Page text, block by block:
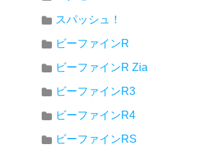
スパッシュ！
ビーファインR
ビーファインR Zia
ビーファインR3
ビーファインR4
ビーファインRS